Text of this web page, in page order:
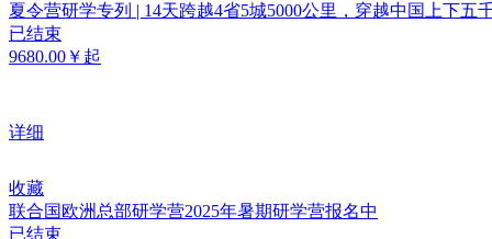
夏令营研学专列 | 14天跨越4省5城5000公里，穿越中国上下五
已结束
9680.00￥起
详细
收藏
联合国欧洲总部研学营2025年暑期研学营报名中
已结束